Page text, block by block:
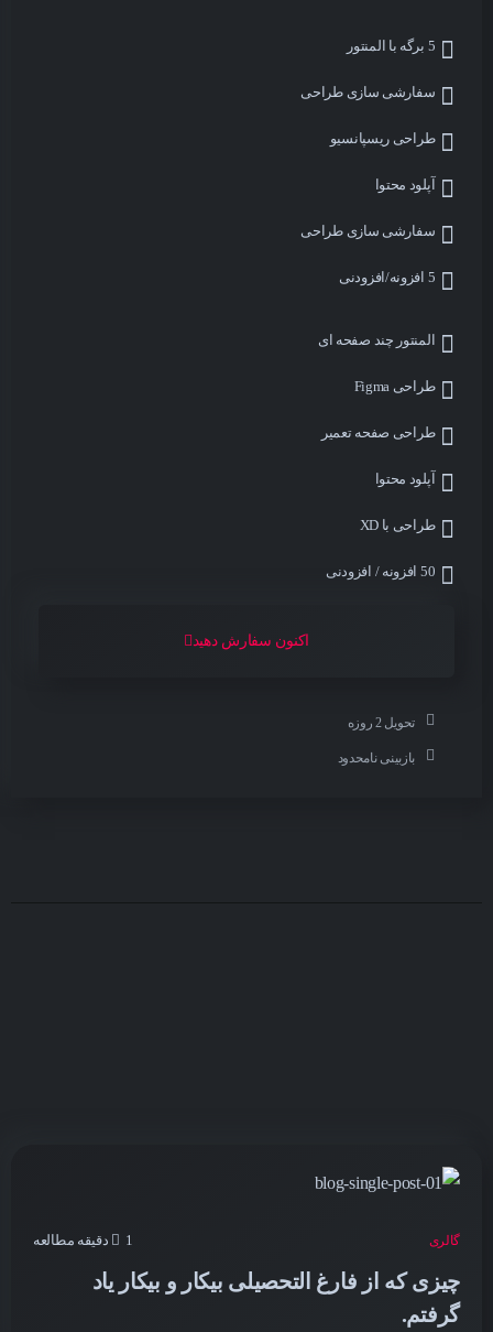
5 برگه با المنتور
سفارشی سازی طراحی
طراحی ریسپانسیو
آپلود محتوا
سفارشی سازی طراحی
5 افزونه/افزودنی
المنتور چند صفحه ای
طراحی Figma
طراحی صفحه تعمیر
آپلود محتوا
طراحی با XD
50 افزونه / افزودنی
اکنون سفارش دهید
تحویل 2 روزه
بازبینی نامحدود
گالری 1 دقیقه مطالعه
چیزی که از فارغ التحصیلی بیکار و بیکار یاد
گرفتم.